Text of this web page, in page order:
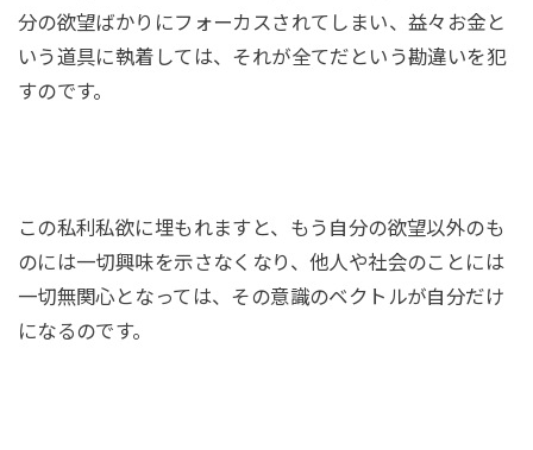
分の欲望ばかりにフォーカスされてしまい、益々お金と
いう道具に執着しては、それが全てだという勘違いを犯
すのです。
この私利私欲に埋もれますと、もう自分の欲望以外のも
のには一切興味を示さなくなり、他人や社会のことには
一切無関心となっては、その意識のベクトルが自分だけ
になるのです。